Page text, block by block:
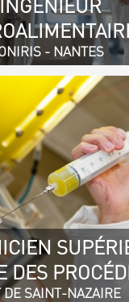
INGÉNIEUR
- NANTES
DES
DE SAINT-NAZAIRE